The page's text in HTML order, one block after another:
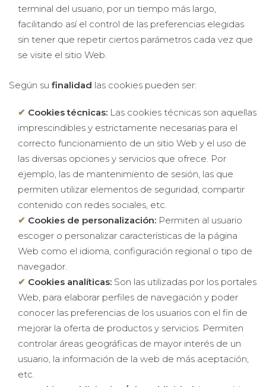
terminal del usuario, por un tiempo más largo,
facilitando así el control de las preferencias elegidas
sin tener que repetir ciertos parámetros cada vez que
se visite el sitio Web.
Según su finalidad las cookies pueden ser:
Cookies técnicas: Las cookies técnicas son aquellas
imprescindibles y estrictamente necesarias para el
correcto funcionamiento de un sitio Web y el uso de
las diversas opciones y servicios que ofrece. Por
ejemplo, las de mantenimiento de sesión, las que
permiten utilizar elementos de seguridad, compartir
contenido con redes sociales, etc.
Cookies de personalización: Permiten al usuario
escoger o personalizar características de la página
Web como el idioma, configuración regional o tipo de
navegador.
Cookies analíticas: Son las utilizadas por los portales
Web, para elaborar perfiles de navegación y poder
conocer las preferencias de los usuarios con el fin de
mejorar la oferta de productos y servicios. Permiten
controlar áreas geográficas de mayor interés de un
usuario, la información de la web de más aceptación,
etc.